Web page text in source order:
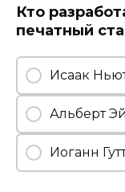
Кто
печатный
Исаак
Альберт
Иоганн